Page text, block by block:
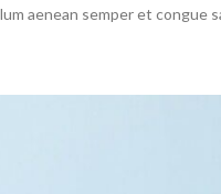
aenean semper et congue